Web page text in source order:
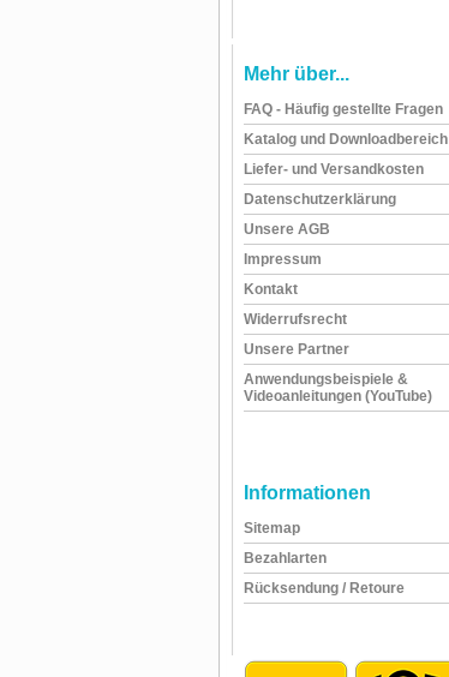
Mehr über...
FAQ - Häufig gestellte Fragen
Katalog und Downloadbereich
Liefer- und Versandkosten
Datenschutzerklärung
Unsere AGB
Impressum
Kontakt
Widerrufsrecht
Unsere Partner
Anwendungsbeispiele &
Videoanleitungen (YouTube)
Informationen
Sitemap
Bezahlarten
Rücksendung / Retoure